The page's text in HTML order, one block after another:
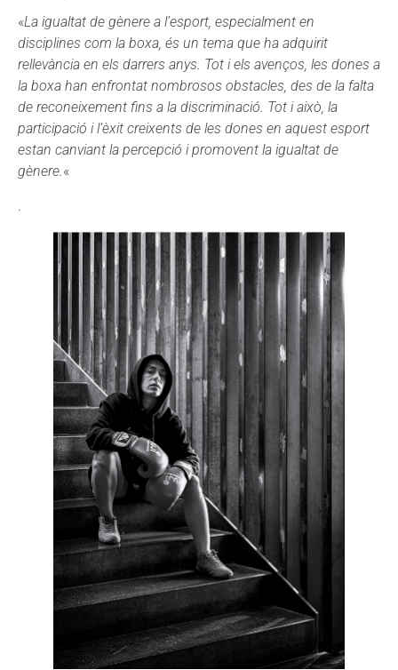
«La igualtat de gènere a l’esport, especialment en
disciplines com la boxa, és un tema que ha adquirit
rellevància en els darrers anys. Tot i els avenços, les dones a
la boxa han enfrontat nombrosos obstacles, des de la falta
de reconeixement fins a la discriminació. Tot i això, la
participació i l’èxit creixents de les dones en aquest esport
estan canviant la percepció i promovent la igualtat de
gènere.«
.